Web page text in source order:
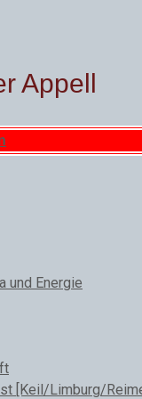
Appell
und Energie
[Keil/Limburg/